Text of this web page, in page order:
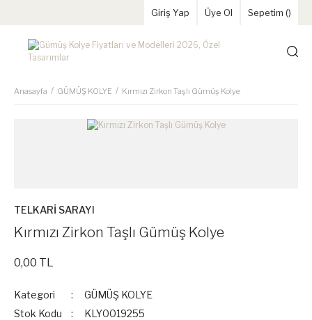
Giriş Yap Üye Ol Sepetim ()
Anasayfa GÜMÜŞ KOLYE Kırmızı Zirkon Taşlı Gümüş Kolye
TELKARİ SARAYI
Kırmızı Zirkon Taşlı Gümüş Kolye
0,00 TL
Kategori
GÜMÜŞ KOLYE
Stok Kodu
KLY0019255